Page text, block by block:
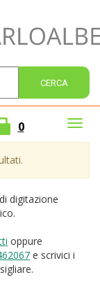
0prodotti
inseriti
digitazione
oppure
e scrivici i